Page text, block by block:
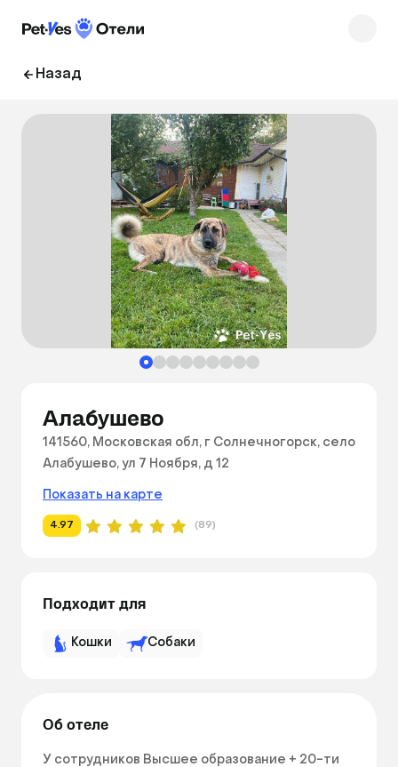
Назад
Алабушево
141560, Московская обл, г Солнечногорск, село
Алабушево, ул 7 Ноября, д 12
Показать на карте
4.97 (89)
Подходит для
Кошки Собаки
Об отеле
У сотрудников Высшее образование + 20-ти